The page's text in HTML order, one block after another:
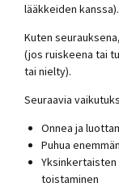
lääkkeiden kanssa).
Kuten
(jos ruiskeena tai
tai nielty).
Seuraavia
Onnea ja
Puhua
Yksinkertaisten
toistaminen